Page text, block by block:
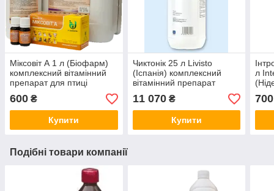
Міксовіт А 1 л (Біофарм)
комплексний вітамінний
препарат для птиці
600 ₴
Купити
Чиктонік 25 л Livisto
(Іспанія) комплексний
вітамінний препарат
11 070₴
Купити
л
700
Подібні товари компанії